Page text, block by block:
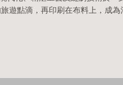
遊點滴，再印刷在布料上，成